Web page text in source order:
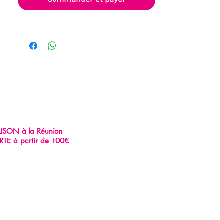
à la Réunion
à partir de 100€